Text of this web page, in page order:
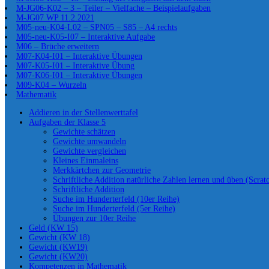
M-JG06-K02 – 3 – Teiler – Vielfache – Beispielaufgaben
M-JG07 WP 11.2.2021
M05-neu-K04-L02 – SPN05 – S85 – A4 rechts
M05-neu-K05-I07 – Interaktive Aufgabe
M06 – Brüche erweitern
M07-K04-I01 – Interaktive Übungen
M07-K05-I01 – Interaktive Übung
M07-K06-I01 – Interaktive Übungen
M09-K04 – Wurzeln
Mathematik
Addieren in der Stellenwerttafel
Aufgaben der Klasse 5
Gewichte schätzen
Gewichte umwandeln
Gewichte vergleichen
Kleines Einmaleins
Merkkärtchen zur Geometrie
Schriftliche Addition natürliche Zahlen lernen und üben
Schriftliche Addition
Suche im Hunderterfeld (10er Reihe)
Suche im Hunderterfeld (5er Reihe)
Übungen zur 10er Reihe
Geld (KW 15)
Gewicht (KW 18)
Gewicht (KW19)
Gewicht (KW20)
Kompetenzen in Mathematik